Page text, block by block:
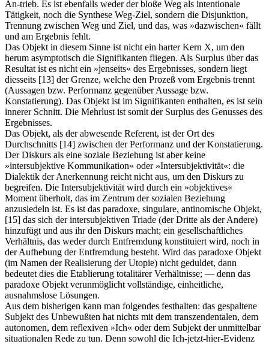
An-trieb. Es ist ebenfalls weder der bloße Weg als intentionale
Tätigkeit, noch die Synthese Weg-Ziel, sondern die Disjunktion,
Trennung zwischen Weg und Ziel, und das, was »dazwischen« fällt
und am Ergebnis fehlt.
Das Objekt in diesem Sinne ist nicht ein harter Kern X, um den
herum asymptotisch die Signifikanten fliegen. Als Surplus über das
Resultat ist es nicht ein »jenseits« des Ergebnisses, sondern liegt
diesseits [13] der Grenze, welche den Prozeß vom Ergebnis trennt
(Aussagen bzw. Performanz gegenüber Aussage bzw.
Konstatierung). Das Objekt ist im Signifikanten enthalten, es ist sein
innerer Schnitt. Die Mehrlust ist somit der Surplus des Genusses des
Ergebnisses.
Das Objekt, als der abwesende Referent, ist der Ort des
Durchschnitts [14] zwischen der Performanz und der Konstatierung.
Der Diskurs als eine soziale Beziehung ist aber keine
»intersubjektive Kommunikation« oder »Intersubjektivität«: die
Dialektik der Anerkennung reicht nicht aus, um den Diskurs zu
begreifen. Die Intersubjektivität wird durch ein »objektives«
Moment überholt, das im Zentrum der sozialen Beziehung
anzusiedeln ist. Es ist das paradoxe, singulare, antinomische Objekt,
[15] das sich der intersubjektiven Triade (der Dritte als der Andere)
hinzufügt und aus ihr den Diskurs macht; ein gesellschaftliches
Verhältnis, das weder durch Entfremdung konstituiert wird, noch in
der Aufhebung der Entfremdung besteht. Wird das paradoxe Objekt
(im Namen der Realisierung der Utopie) nicht geduldet, dann
bedeutet dies die Etablierung totalitärer Verhältnisse; — denn das
paradoxe Objekt verunmöglicht vollständige, einheitliche,
ausnahmslose Lösungen.
Aus dem bisherigen kann man folgendes festhalten: das gespaltene
Subjekt des Unbewußten hat nichts mit dem transzendentalen, dem
autonomen, dem reflexiven »Ich« oder dem Subjekt der unmittelbar
situationalen Rede zu tun. Denn sowohl die Ich-jetzt-hier-Evidenz